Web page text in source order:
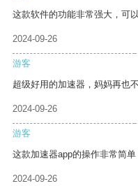
这款软件的功能非常强大，可
2024-09-26
游客
超级好用的加速器，妈妈再也
2024-09-26
游客
这款加速器app的操作非常简
2024-09-26